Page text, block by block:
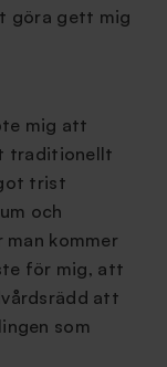
göra gett mig
mig att
traditionellt
trist
och
kommer
för mig, att
att
som